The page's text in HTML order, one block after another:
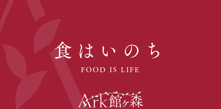
食はいのち
FOOD IS LIFE